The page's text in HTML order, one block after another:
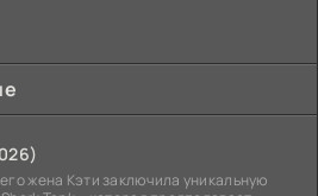
жена Кэти заключила уникальную